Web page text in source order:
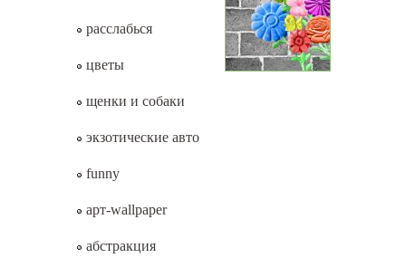
расслабься
цветы
щенки и собаки
экзотические авто
funny
арт-wallpaper
абстракция